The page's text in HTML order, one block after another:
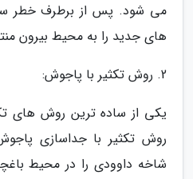
می شود. پس از برطرف خطر
های جدید را به محیط بیرون
2. روش تکثیر با پاجوش:
یکی از ساده ترین روش های
روش تکثیر با جداسازی
شاخه داوودی را در محیط